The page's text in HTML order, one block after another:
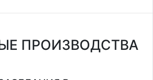
ПРОИЗВОДСТВА